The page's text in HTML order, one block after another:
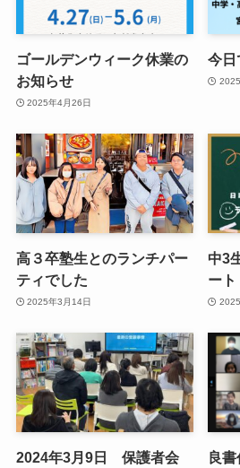
ゴールデンウィーク休業の
お知らせ
2025年4月26日
今日
高３卒塾生とのランチパー
ティでした
2025年3月14日
中3
ート
2024年3月9日 保護者会
良